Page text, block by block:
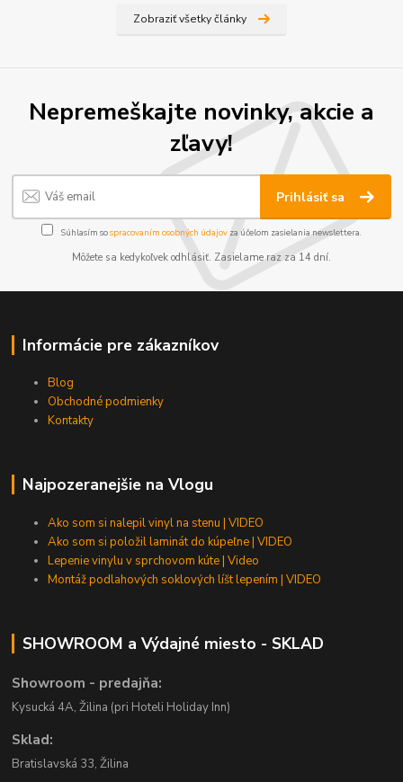
Zobraziť všetky články
Nepremeškajte novinky, akcie a
zľavy!
Prihlásiť sa
Súhlasím sospracovaním osobných údajov za účelom zasielania newslettera.
Môžete sa kedykoľvek odhlásiť. Zasielame raz za 14 dní.
Informácie pre zákazníkov
Blog
Obchodné podmienky
Kontakty
Najpozeranejšie na Vlogu
Ako som si nalepil vinyl na stenu | VIDEO
Ako som si položil laminát do kúpeľne | VIDEO
Lepenie vinylu v sprchovom kúte | Video
Montáž podlahových soklových líšt lepením | VIDEO
SHOWROOM a Výdajné miesto - SKLAD
Showroom - predajňa:
Kysucká 4A, Žilina (pri Hoteli Holiday Inn)
Sklad:
Bratislavská 33, Žilina